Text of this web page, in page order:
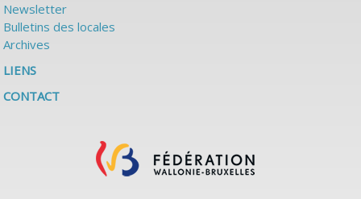
Newsletter
Bulletins des locales
Archives
LIENS
CONTACT